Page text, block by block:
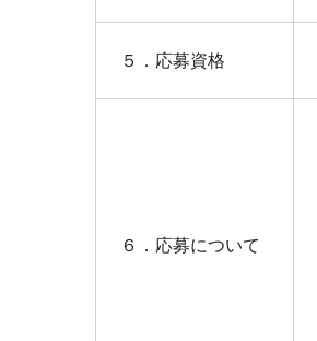
５．応募資格
６．応募について